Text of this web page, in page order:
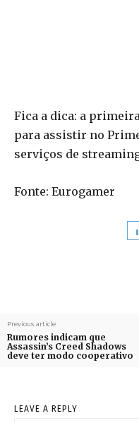
Fica a dica: a
para assistir no
serviços de
Fonte: Eurogamer
Previous article
Rumores indicam que
Assassin’s Creed Shadows
deve ter modo cooperativo
LEAVE A REPLY